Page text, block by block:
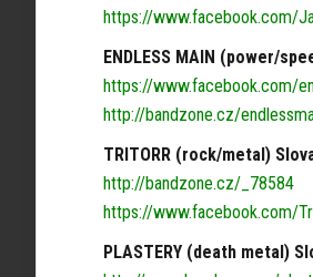
https://www.facebook.com/
ENDLESS MAIN (power/
https://www.facebook.com/
http://bandzone.cz/
TRITORR (rock/metal)
http://bandzone.cz/_78584
https://www.facebook.com/
PLASTERY (death metal)